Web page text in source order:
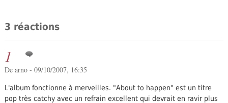
3 réactions
1
De arno - 09/10/2007, 16:35
L'album fonctionne à merveilles. "About to happen" est un titre
pop très catchy avec un refrain excellent qui devrait en ravir plus